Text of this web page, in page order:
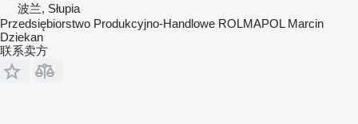
波兰, Słupia
Przedsiębiorstwo Produkcyjno-Handlowe ROLMAPOL Marcin
Dziekan
联系卖方